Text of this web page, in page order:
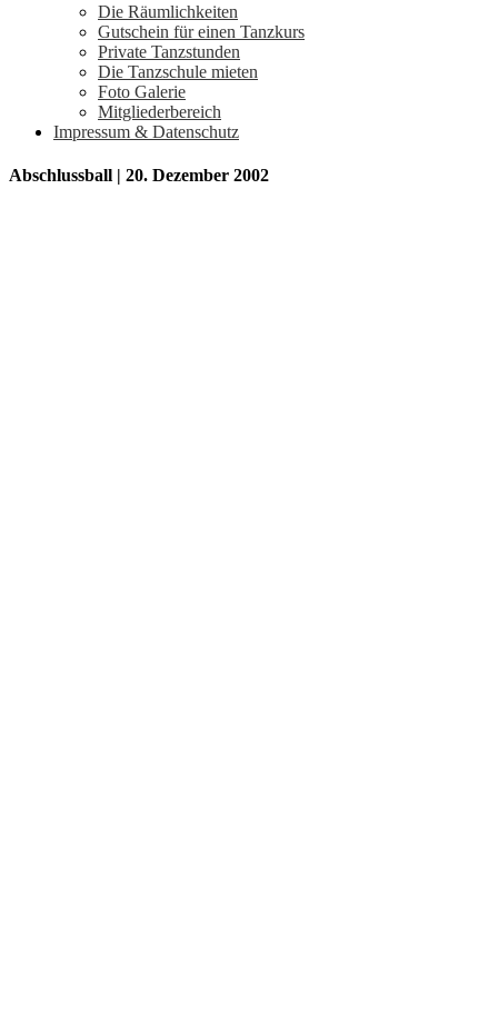
Die Räumlichkeiten
Gutschein für einen Tanzkurs
Private Tanzstunden
Die Tanzschule mieten
Foto Galerie
Mitgliederbereich
Impressum & Datenschutz
Abschlussball | 20. Dezember 2002